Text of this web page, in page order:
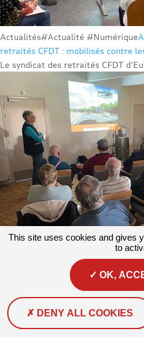
Actualités#Actualité #Numérique
retraités CFDT : mobilisés contre
Le syndicat des retraités CFDT
#Actualité #MobilitéDes
conduite routière à Auchel
Mardi 7 avril, à la demande de la
This site uses cookies and gives
to
OK,
DENY ALL COOKIES